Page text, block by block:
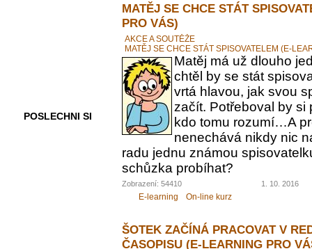
POSLECHNI SI
MATĚJ SE CHCE STÁT
PRO VÁS)
AKCE A SOUTĚŽE
MATĚJ SE CHCE STÁT SPISOVATELEM (E-
Matěj má už dlouho
chtěl by se stát
vrtá hlavou, jak svou
začít. Potřeboval by si
kdo tomu rozumí…A
nenechává nikdy nic
radu jednu známou
schůzka probíhat?
Zobrazení: 54410 1. 10. 2016
E-learning On-line kurz
ŠOTEK ZAČÍNÁ PRACOVAT V
ČASOPISU (E-LEARNING PRO